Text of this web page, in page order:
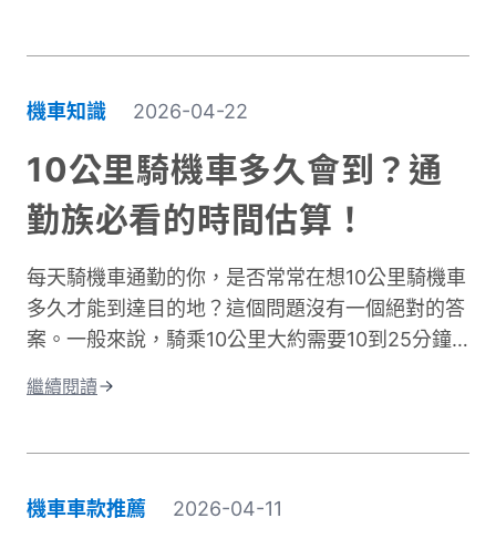
帶你了解如何挑選適合的防曬外套，讓你在烈日下
騎車依然保持舒適，不再當冤大頭。
機車知識 2026-04-22
10公里騎機車多久會到？通
勤族必看的時間估算！
每天騎機車通勤的你，是否常常在想10公里騎機車
多久才能到達目的地？這個問題沒有一個絕對的答
案。一般來說，騎乘10公里大約需要10到25分鐘
通勤時間的關鍵因素有很多。道路類型是其中之
量、個人騎乘習慣都會造成時間差異。這篇文章將
深入探討不同情況下的騎乘時間。我們會分析各種
繼續閱讀
機車車款推薦 2026-04-11